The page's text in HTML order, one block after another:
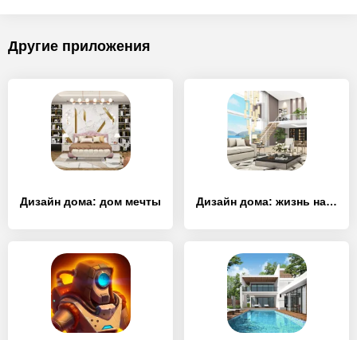
Другие приложения
Дизайн дома: дом мечты Дизайн дома: жизнь на Гавайях